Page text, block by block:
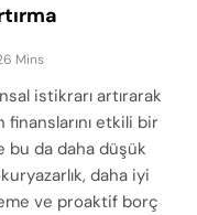
Mins
istikrarı artırarak
etkili bir
bu da daha düşük
daha iyi
ve proaktif borç